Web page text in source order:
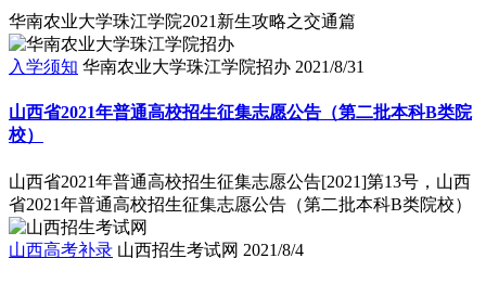
华南农业大学珠江学院2021新生攻略之交通篇
入学须知 华南农业大学珠江学院招办 2021/8/31
山西省2021年普通高校招生征集志愿公告（第二批本科B类院
校）
山西省2021年普通高校招生征集志愿公告[2021]第13号，山西
省2021年普通高校招生征集志愿公告（第二批本科B类院校）
山西高考补录 山西招生考试网 2021/8/4